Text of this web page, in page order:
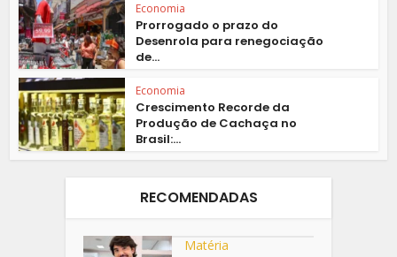
Economia
Prorrogado o prazo do
Desenrola para renegociação
de...
Economia
Crescimento Recorde da
Produção de Cachaça no
Brasil:...
RECOMENDADAS
Matéria